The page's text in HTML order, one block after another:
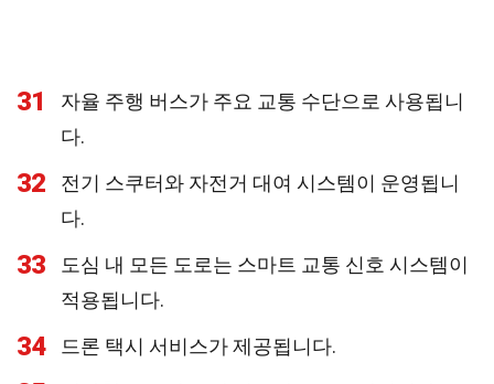
31
자율 주행 버스가 주요 교통 수단으로 사용됩니
다.
32
전기 스쿠터와 자전거 대여 시스템이 운영됩니
다.
33
도심 내 모든 도로는 스마트 교통 신호 시스템이
적용됩니다.
34 드론 택시 서비스가 제공됩니다.